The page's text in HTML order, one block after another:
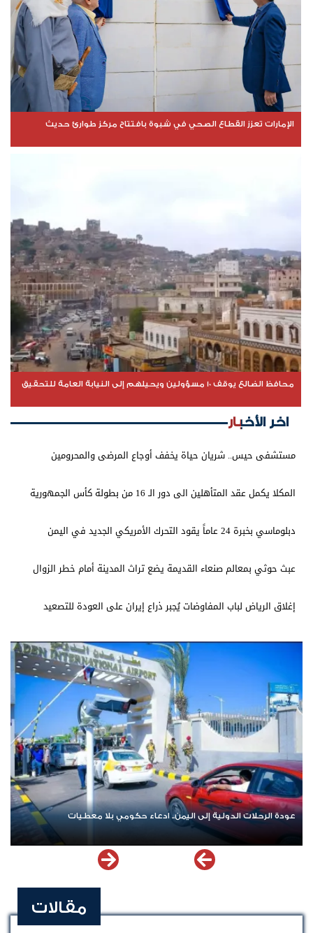
الإمارات تعزز القطاع الصحي في شبوة بافتتاح مركز طوارئ حديث
محافظ الضالع يوقف 10 مسؤولين ويحيلهم إلى النيابة العامة للتحقيق
اخر الأخبار
مستشفى حيس.. شريان حياة يخفف أوجاع المرضى والمحرومين
المكلا يكمل عقد المتأهلين الى دور الـ 16 من بطولة كأس الجمهورية
دبلوماسي بخبرة 24 عاماً يقود التحرك الأمريكي الجديد في اليمن
عبث حوثي بمعالم صنعاء القديمة يضع تراث المدينة أمام خطر الزوال
إغلاق الرياض لباب المفاوضات يُجبر ذراع إيران على العودة للتصعيد
عودة الرحلات الدولية إلى اليمن.. ادعاء حكومي بلا معطيات
مقالات